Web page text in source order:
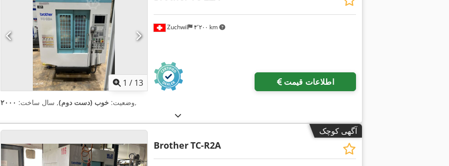
1 / 13
Zuchwil ۴٬۲۰۰ km
اطلاعات قیمت
وضعیت: خوب (دست دوم), سال ساخت: ۲۰۰۰ ,
آگهی کوچک
BrotherTC-R2A